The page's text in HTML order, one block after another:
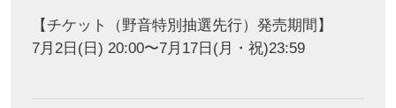
【チケット（野音特別抽選先行）発売期間】
7月2日(日) 20:00〜7月17日(月・祝)23:59